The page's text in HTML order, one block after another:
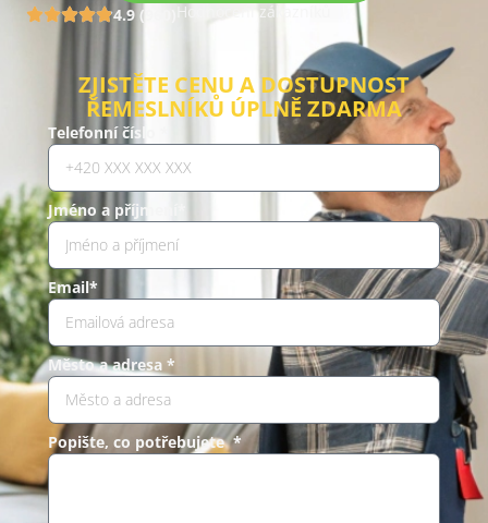
4.9 (960) Hodnocení zákazníků
ZJISTĚTE CENU A DOSTUPNOST
ŘEMESLNÍKŮ ÚPLNĚ ZDARMA
Telefonní číslo *
Jméno a příjmení*
Email*
Město a adresa *
Popište, co potřebujete *